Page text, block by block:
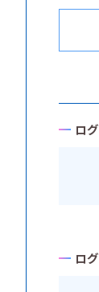
ロ
ロ